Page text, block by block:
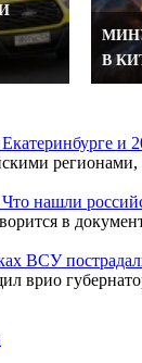
В
Екатеринбурге
регионами,
нашли
в
ВСУ
врио